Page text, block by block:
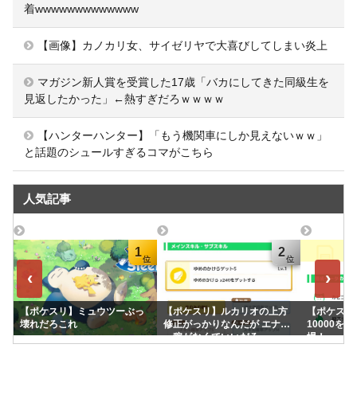
着wwwwwwwwwwwww
【画像】カノカリ女、サイゼリヤで大喜びしてしまい炎上
マガジン新人賞を受賞した17歳「バカにしてきた同級生を
見返したかった」←熱すぎだろｗｗｗｗ
【ハンターハンター】「もう機関車にしか見えないｗｗ」
と話題のシュールすぎるコマがこちら
人気記事
‹
1
【ポケスリ】ミュウツーぶっ
壊れだろこれ
2
【ポケスリ】ルカリオの上方
修正がっかりなんだが エナジ
ー稼がなくていいだろ
【ポケス
10000を超
場！
›